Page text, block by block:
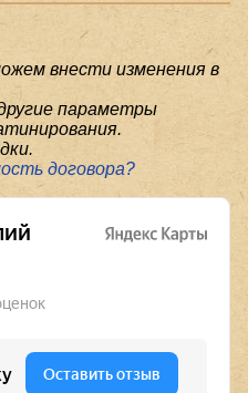
внести изменения в
параметры
договора?